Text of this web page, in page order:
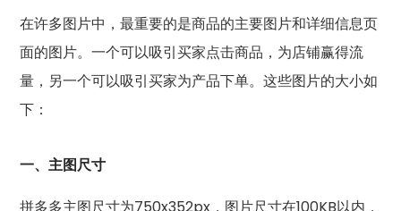
在许多图片中，最重要的是商品的主要图片和详细信息页
面的图片。一个可以吸引买家点击商品，为店铺赢得流
量，另一个可以吸引买家为产品下单。这些图片的大小如
下：
一、主图尺寸